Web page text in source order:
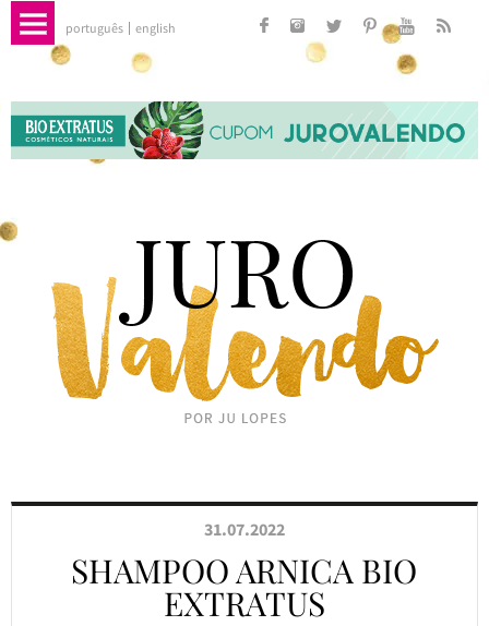
português english
31.07.2022
SHAMPOO ARNICA BIO
EXTRATUS